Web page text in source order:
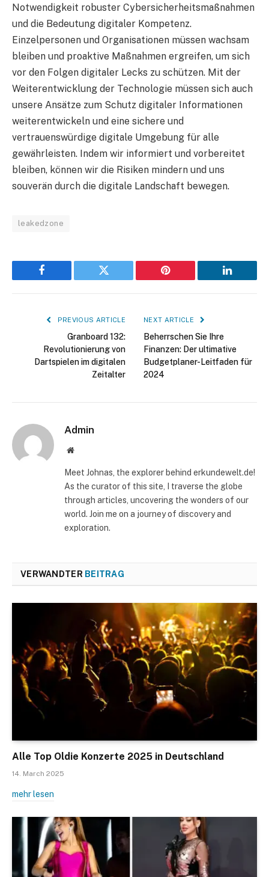
Notwendigkeit robuster Cybersicherheitsmaßnahmen
und die Bedeutung digitaler Kompetenz.
Einzelpersonen und Organisationen müssen wachsam
bleiben und proaktive Maßnahmen ergreifen, um sich
vor den Folgen digitaler Lecks zu schützen. Mit der
Weiterentwicklung der Technologie müssen sich auch
unsere Ansätze zum Schutz digitaler Informationen
weiterentwickeln und eine sichere und
vertrauenswürdige digitale Umgebung für alle
gewährleisten. Indem wir informiert und vorbereitet
bleiben, können wir die Risiken mindern und uns
souverän durch die digitale Landschaft bewegen.
leakedzone
Facebook Twitter Pinterest LinkedIn
PREVIOUS ARTICLE
Granboard 132:
Revolutionierung von
Dartspielen im digitalen
Zeitalter
NEXT ARTICLE
Beherrschen Sie Ihre
Finanzen: Der ultimative
Budgetplaner-Leitfaden für
2024
Admin
Website
Meet Johnas, the explorer behind erkundewelt.de!
As the curator of this site, I traverse the globe
through articles, uncovering the wonders of our
world. Join me on a journey of discovery and
exploration.
VERWANDTER BEITRAG
Alle Top Oldie Konzerte 2025 in Deutschland
14. March 2025
mehr lesen